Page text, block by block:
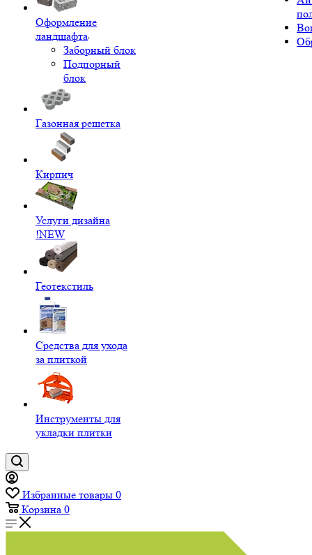
Оформление
ландшафта
Заборный блок
Подпорный
блок
Газонная решетка
Кирпич
Услуги дизайна
!NEW
Геотекстиль
Средства для ухода
за плиткой
Инструменты для
укладки плитки
Избранные товары 0
Корзина 0